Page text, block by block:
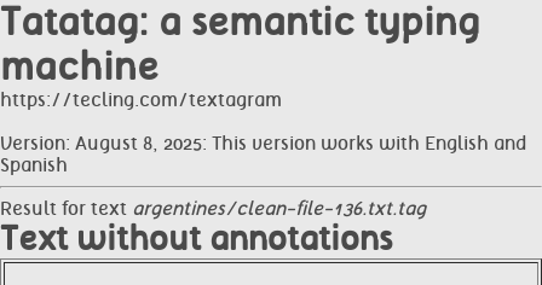
Tatatag: a semantic typing
machine
https://tecling.com/textagram
Version: August 8, 2025: This version works with English and
Spanish
Result for text argentines/clean-file-136.txt.tag
Text without annotations